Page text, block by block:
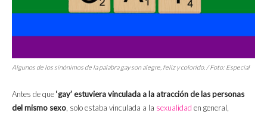
Algunos de los sinónimos de la palabra gay son alegre, feliz y colorido. / Foto: Especial
Antes de que‘gay’ estuviera vinculada a la atracción de las personas
del mismo sexo , solo estaba vinculada a la sexualidad en general,